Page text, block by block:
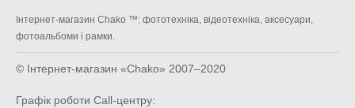
Інтернет-магазин Chako ™: фототехніка, відеотехніка, аксесуари,
фотоальбоми і рамки.
© Інтернет-магазин «Chako» 2007–2020
Графік роботи Call-центру: